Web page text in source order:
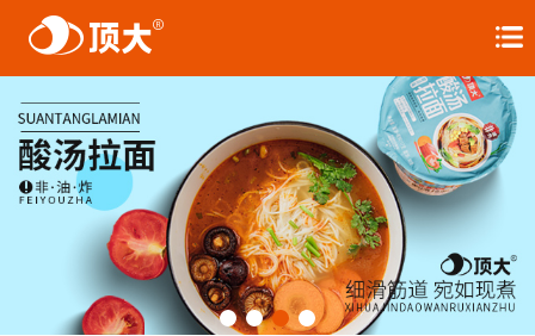
首页
关于我们
品牌家族
产品展示
新闻资讯
联系我们